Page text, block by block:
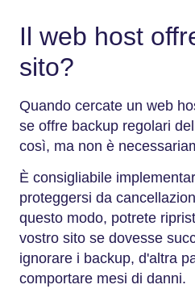
Il web host
sito?
Quando cercate un web
se offre backup regolari
così, ma non è
È consigliabile
proteggersi da
questo modo, potrete
vostro sito se dovesse
ignorare i backup, d'altra
comportare mesi di danni.